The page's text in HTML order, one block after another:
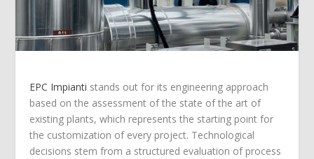
EPC Impianti stands out for its engineering approach
based on the assessment of the state of the art of
existing plants, which represents the starting point for
the customization of every project. Technological
decisions stem from a structured evaluation of process